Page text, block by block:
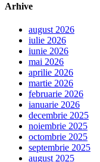
Arhive
august 2026
iulie 2026
iunie 2026
mai 2026
aprilie 2026
martie 2026
februarie 2026
ianuarie 2026
decembrie 2025
noiembrie 2025
octombrie 2025
septembrie 2025
august 2025